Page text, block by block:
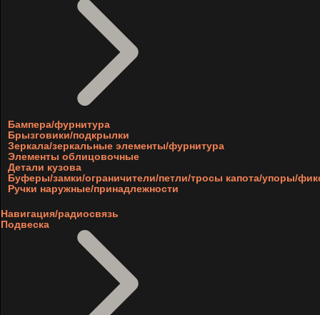
Бампера/фурнитура
Брызговики/подкрылки
Зеркала/зеркальные элементы/фурнитура
Элементы облицовочные
Детали кузова
Буферы/замки/ограничители/петли/тросы капота/упоры/
Ручки наружные/принадлежности
Навигация/радиосвязь
Подвеска